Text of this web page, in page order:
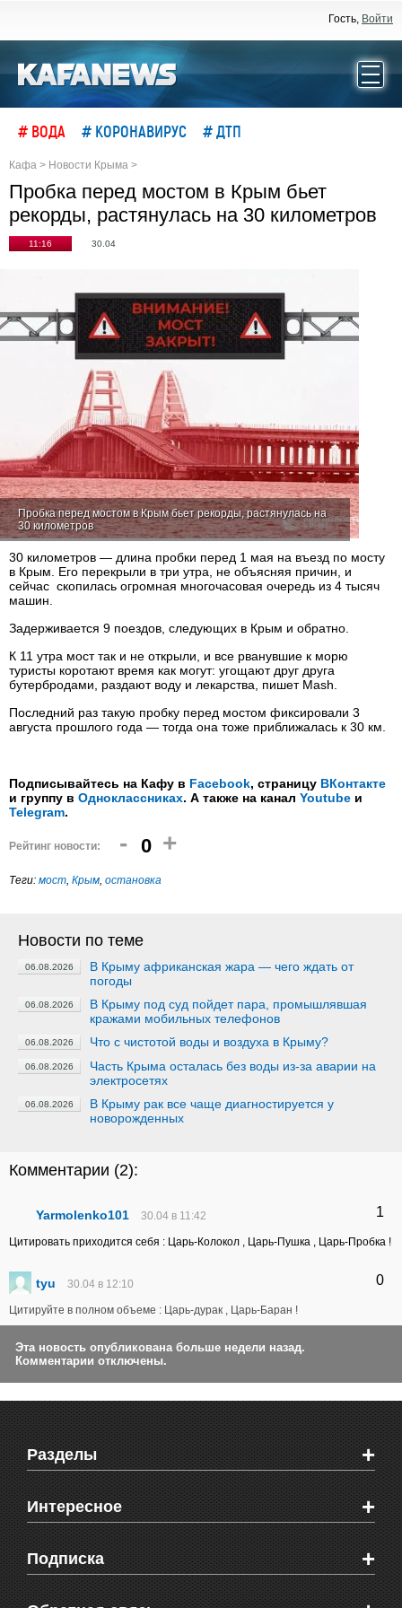
Гость, Войти
# ВОДА # КОРОНАВИРУС # ДТП
Кафа > Новости Крыма >
Пробка перед мостом в Крым бьет
рекорды, растянулась на 30 километров
11:16 30.04
Пробка перед мостом в Крым бьет рекорды, растянулась на
30 километров
30 километров — длина пробки перед 1 мая на въезд по мосту
в Крым. Его перекрыли в три утра, не объясняя причин, и
сейчас скопилась огромная многочасовая очередь из 4 тысяч
машин.
Задерживается 9 поездов, следующих в Крым и обратно.
К 11 утра мост так и не открыли, и все рванувшие к морю
туристы коротают время как могут: угощают друг друга
бутербродами, раздают воду и лекарства, пишет Mash.
Последний раз такую пробку перед мостом фиксировали 3
августа прошлого года — тогда она тоже приближалась к 30 км.
Подписывайтесь на Кафу в Facebook, страницу ВКонтакте
и группу в Одноклассниках. А также на канал Youtube и
Telegram.
Рейтинг новости: - 0 +
Теги: мост, Крым, остановка
Новости по теме
06.08.2026
В Крыму африканская жара — чего ждать от
погоды
06.08.2026
В Крыму под суд пойдет пара, промышлявшая
кражами мобильных телефонов
06.08.2026 Что с чистотой воды и воздуха в Крыму?
06.08.2026
Часть Крыма осталась без воды из-за аварии на
электросетях
06.08.2026
В Крыму рак все чаще диагностируется у
новорожденных
Комментарии (2):
Yarmolenko101 30.04 в 11:42 1
Цитировать приходится себя : Царь-Колокол , Царь-Пушка , Царь-Пробка !
tyu 30.04 в 12:10 0
Цитируйте в полном объеме : Царь-дурак , Царь-Баран !
Эта новость опубликована больше недели назад.
Комментарии отключены.
Разделы +
Новости Феодосии
Новости Крыма
Мировые новости
Объявления
Здоровье
Интересное +
Видео о Феодосии
Веб-камеры Феодосии
Блоги феодосийцев
Подписка +
Печатная версия газеты "Кафа"